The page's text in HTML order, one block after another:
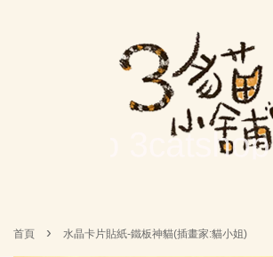
首頁 › 水晶卡片貼紙-鐵板神貓(插畫家:貓小姐)